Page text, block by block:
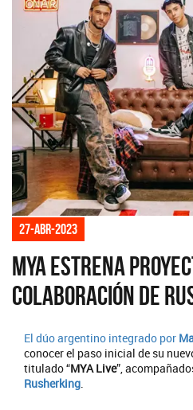
27-abr-2023
MYA estrena
colaboración de
El dúo argentino integrado por
conocer el paso inicial de su
titulado “MYA Live”,
Rusherking.